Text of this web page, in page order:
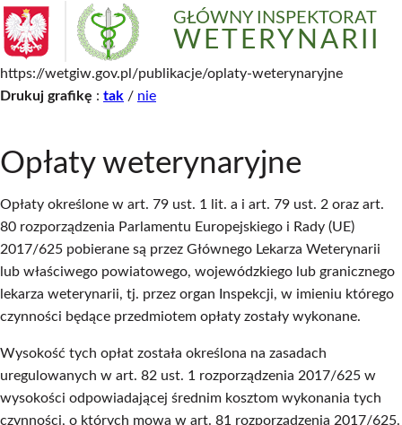
GŁÓWNY INSPEKTORAT
WETERYNARII
https://wetgiw.gov.pl/publikacje/oplaty-weterynaryjne
Drukuj grafikę : tak / nie
Opłaty weterynaryjne
Opłaty określone w art. 79 ust. 1 lit. a i art. 79 ust. 2 oraz art.
80 rozporządzenia Parlamentu Europejskiego i Rady (UE)
2017/625 pobierane są przez Głównego Lekarza Weterynarii
lub właściwego powiatowego, wojewódzkiego lub granicznego
lekarza weterynarii, tj. przez organ Inspekcji, w imieniu którego
czynności będące przedmiotem opłaty zostały wykonane.
Wysokość tych opłat została określona na zasadach
uregulowanych w art. 82 ust. 1 rozporządzenia 2017/625 w
wysokości odpowiadającej średnim kosztom wykonania tych
czynności, o których mowa w art. 81 rozporządzenia 2017/625.